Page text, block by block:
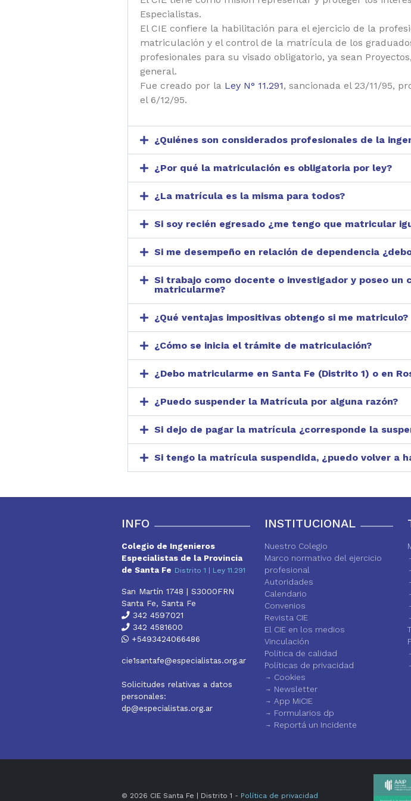
Especialistas.
El CIE confiere la habilitación para el ejercicio de la
matriculación y el control de la matrícula de los
profesionales para su visado obligatorio, ya sean
general.
Fue creado por la Ley N° 11.291, sancionada el 23/11/95,
el 6/12/95.
¿Quiénes son considerados profesionales de la
¿Por qué la matriculación es obligatoria por ley?
¿La matrícula es la misma para todos?
Si soy recién egresado ¿me tengo que matricular
Si me desempeño en relación de dependencia
Si trabajo como docente o investigador y poseo un
matricularme?
¿Qué ventajas impositivas obtengo si me matriculo?
¿Cómo se inicia el trámite de matriculación?
¿Debo matricularme en Santa Fe (Distrito 1) o en
¿Puedo suspender la Matrícula por alguna razón?
Si dejo de pagar la matrícula ¿corresponde la
Si tengo la matrícula suspendida, ¿puedo volver a
INFO
Colegio de Ingenieros
Especialistas de la Provincia
de Santa Fe Distrito 1 | Ley 11.291
San Martín 1748 | S3000FRN
Santa Fe, Santa Fe
342 4597021
342 4581600
+5493424066486
cie1santafe@especialistas.org.ar
Solicitudes relativas a datos
personales:
dp@especialistas.org.ar
INSTITUCIONAL
Nuestro Colegio
Marco normativo del ejercicio
profesional
Autoridades
Calendario
Convenios
Revista CIE
El CIE en los medios
Vinculación
Política de calidad
Políticas de privacidad
Cookies
Newsletter
App MiCIE
Formularios dp
Reportá un Incidente
© 2026 CIE Santa Fe | Distrito 1 - Política de privacidad